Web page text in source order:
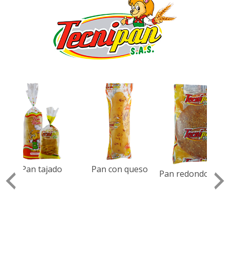
Pan tajado Pan con queso Pan redondo